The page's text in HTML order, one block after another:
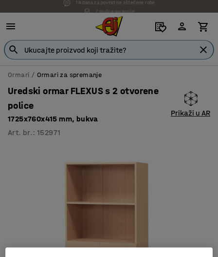
7 godina garancije
Ormari Ormari za spremanje
Uredski ormar FLEXUS s 2 otvorene
police
1725x760x415 mm, bukva
Art. br. :152971
Prikaži u AR